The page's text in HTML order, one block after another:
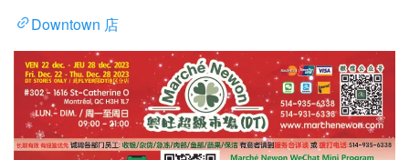
Downtown 店